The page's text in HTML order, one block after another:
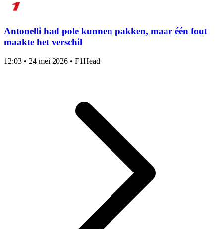
Antonelli had pole kunnen pakken, maar één fout
maakte het verschil
12:03 • 24 mei 2026 • F1Head